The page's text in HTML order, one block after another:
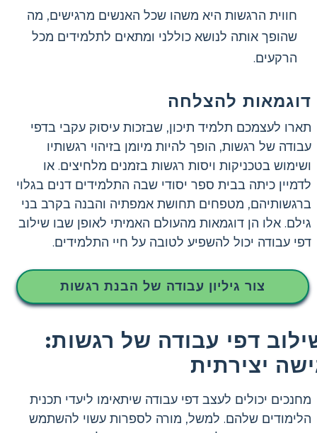
חווית הרגשות היא משהו שכל האנשים מרגישים, מה
שהופך אותה לנושא כוללני ומתאים לתלמידים מכל
הרקעים.
דוגמאות להצלחה
תארו לעצמכם תלמיד תיכון, שבזכות עיסוק עקבי בדפי
עבודה של רגשות, הופך להיות מיומן בזיהוי רגשותיו
ושימוש בטכניקות ויסות רגשות בזמנים מלחיצים. או
לדמיין כיתה בבית ספר יסודי שבה התלמידים דנים בגלוי
ברגשותיהם, מטפחים תחושת אמפתיה והבנה בקרב בני
גילם. אלו הן דוגמאות מהעולם האמיתי לאופן שבו שילוב
דפי עבודה יכול להשפיע לטובה על חיי התלמידים.
צור גיליון עבודה של הבנת רגשות
דפי עבודה של רגשות:
יצירתית
מחנכים יכולים לעצב דפי עבודה שיתאימו ליעדי תכנית
הלימודים שלהם. למשל, מורה לספרות עשוי להשתמש